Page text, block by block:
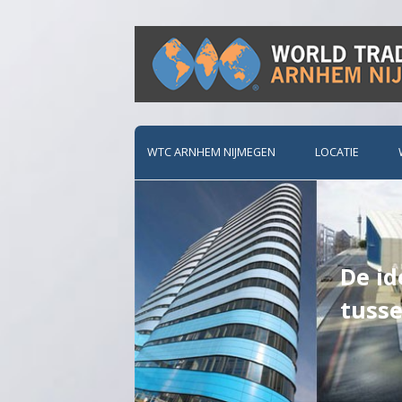
WTC Arnhem Nijmegen
Spring
inhoud
WTC ARNHEM NIJMEGEN LOCATIE